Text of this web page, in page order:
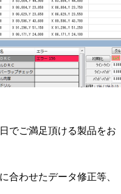
でご満足頂ける製品をお
合わせたデータ修正等、